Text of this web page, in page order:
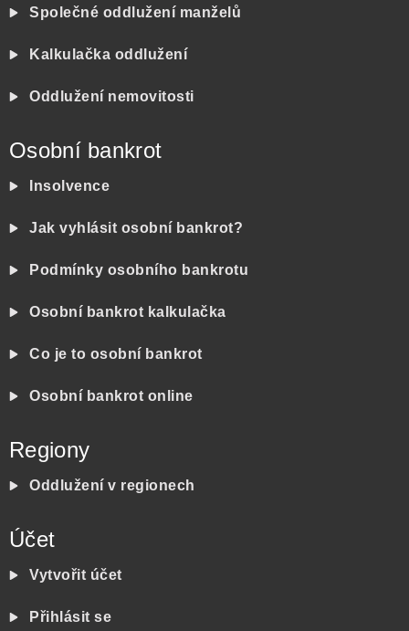
Společné oddlužení manželů
Kalkulačka oddlužení
Oddlužení nemovitosti
Osobní bankrot
Insolvence
Jak vyhlásit osobní bankrot?
Podmínky osobního bankrotu
Osobní bankrot kalkulačka
Co je to osobní bankrot
Osobní bankrot online
Regiony
Oddlužení v regionech
Účet
Vytvořit účet
Přihlásit se